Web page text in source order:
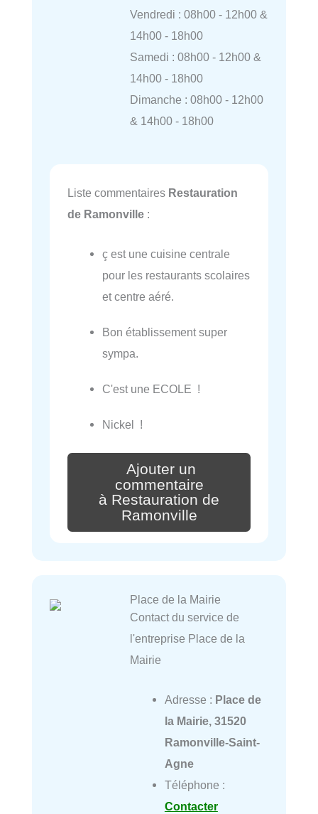
Vendredi : 08h00 - 12h00 &
14h00 - 18h00
Samedi : 08h00 - 12h00 &
14h00 - 18h00
Dimanche : 08h00 - 12h00
& 14h00 - 18h00
Liste commentaires Restauration
de Ramonville :
ç est une cuisine centrale
pour les restaurants scolaires
et centre aéré.
Bon établissement super
sympa.
C'est une ECOLE !
Nickel !
Ajouter un
commentaire
à Restauration de
Ramonville
Place de la Mairie
Contact du service de
l'entreprise Place de la
Mairie
Adresse : Place de
la Mairie, 31520
Ramonville-Saint-
Agne
Téléphone :
Contacter